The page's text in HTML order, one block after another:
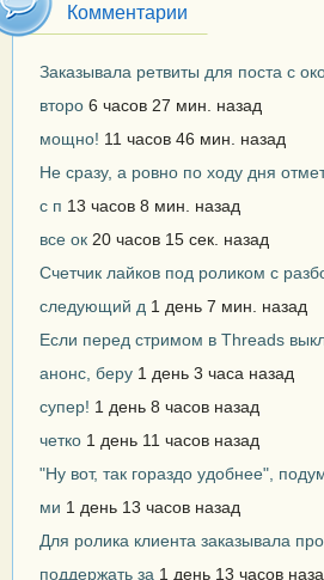
Комментарии
Заказывала ретвиты для поста с
второ 6 часов 27 мин. назад
мощно! 11 часов 46 мин. назад
Не сразу, а ровно по ходу дня
с п 13 часов 8 мин. назад
все ок 20 часов 15 сек. назад
Счетчик лайков под роликом с
следующий д 1 день 7 мин. назад
Если перед стримом в Threads
анонс, беру 1 день 3 часа назад
супер! 1 день 8 часов назад
четко 1 день 11 часов назад
"Ну вот, так гораздо удобнее",
ми 1 день 13 часов назад
Для ролика клиента заказывала
поддержать за 1 день 13 часов